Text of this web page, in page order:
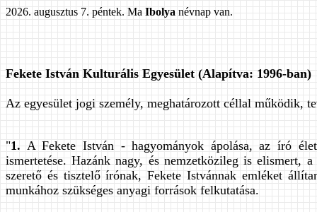
2026. augusztus 7. péntek. Ma Ibolya névnap van.
Fekete István Kulturális Egyesület (Alapítva: 1996-ban)
Az egyesület jogi személy, meghatározott céllal működik,
"1. A Fekete István - hagyományok ápolása, az író
ismertetése. Hazánk nagy, és nemzetközileg is elismert,
szerető és tisztelő írónak, Fekete Istvánnak emléket
munkához szükséges anyagi források felkutatása.